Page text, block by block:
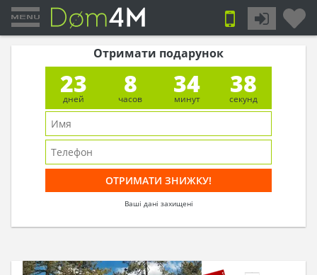
Отримати подарунок
23
дней
8
часов
34
минут
37
секунд
Ваші дані захищені